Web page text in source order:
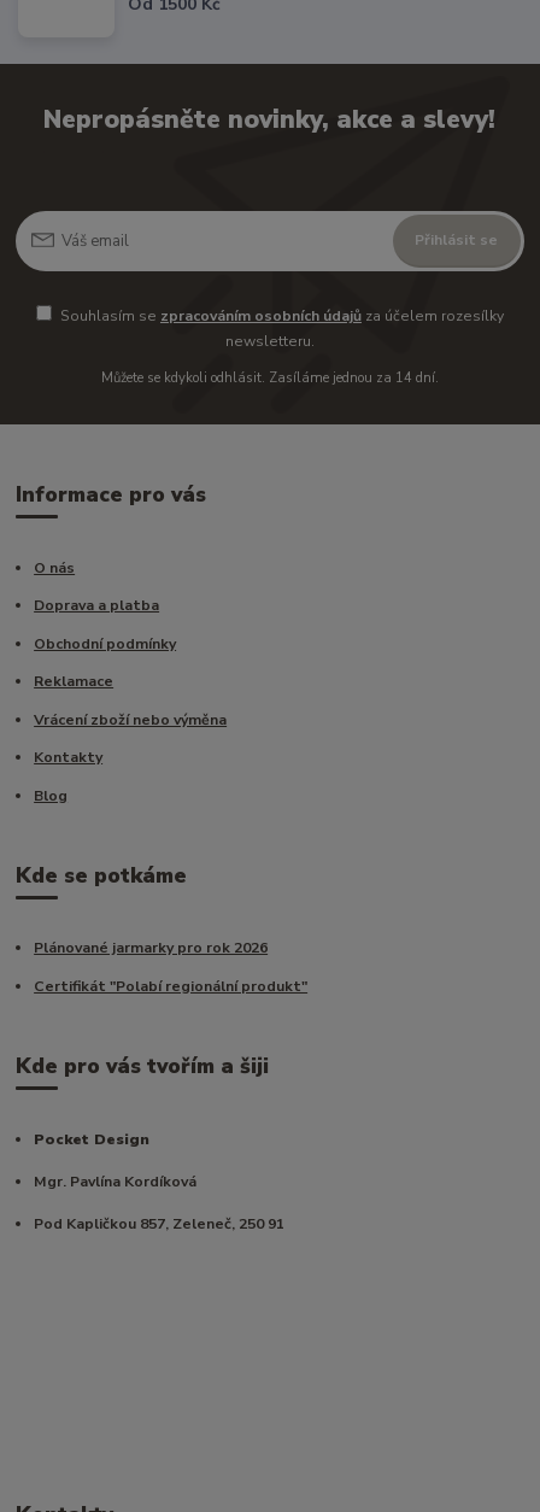
Nepropásněte novinky, akce a slevy!
Přihlásit se
Souhlasím se zpracováním osobních údajůza účelem rozesílky
newsletteru.
Můžete se kdykoli odhlásit. Zasíláme jednou za 14 dní.
Informace pro vás
O nás
Doprava a platba
Obchodní podmínky
Reklamace
Vrácení zboží nebo výměna
Kontakty
Blog
Kde se potkáme
Plánované jarmarky pro rok 2026
Certifikát "Polabí regionální produkt"
Kde pro vás tvořím a šiji
Pocket Design
Mgr. Pavlína Kordíková
Pod Kapličkou 857, Zeleneč, 250 91